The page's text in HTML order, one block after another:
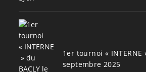
1er tournoi « INTERNE
septembre 2025